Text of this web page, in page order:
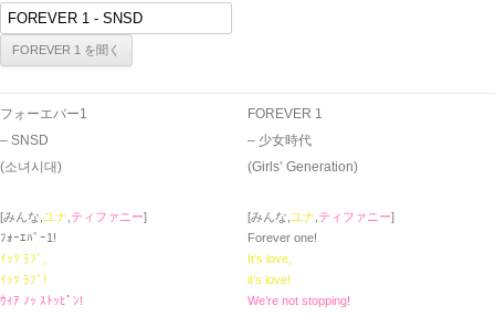
フォーエバー1
– SNSD
(소녀시대)
[みんな, ユナ ティファニー]
ﾌｫｰｴﾊﾞｰ1!
ｲｯﾂ ﾗﾌﾞ,
ｲｯﾂ ﾗﾌﾞ!
ｳｨｱ ﾉｯ ｽﾄｯﾋﾟﾝ!
FOREVER 1
– 少女時代
(Girls’ Generation)
[みんな, ユナ ティファニー]
Forever one!
It’s love,
it’s love!
We’re not stopping!